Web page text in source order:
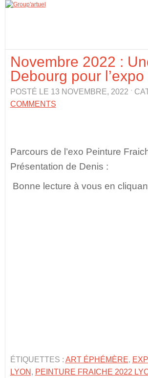
Novembre 2022 :
Debourg pour
POSTÉ LE 13 NOVEMBRE, 2022 ˑ
COMMENTS
Parcours de l’exo Peinture
Présentation de Denis :
Bonne lecture à vous en
ÉTIQUETTES : ART ÉPHÉMÈRE,
LYON , PEINTURE FRAICHE 2022